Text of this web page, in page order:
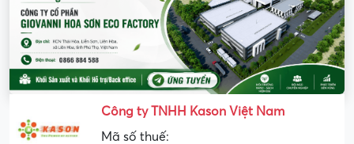
Công ty TNHH Kason Việt Nam
Mã số thuế: